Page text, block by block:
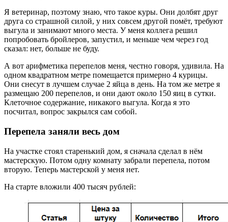
Я ветеринар, поэтому знаю, что такое куры. Они долбят друг
друга со страшной силой, у них совсем другой помёт, требуют
выгула и занимают много места. У меня коллега решил
попробовать бройлеров, запустил, и меньше чем через год
сказал: нет, больше не буду.
А вот арифметика перепелов меня, честно говоря, удивила. На
одном квадратном метре помещается примерно 4 курицы.
Они снесут в лучшем случае 2 яйца в день. На том же метре я
размещаю 200 перепелов, и они дают около 150 яиц в сутки.
Клеточное содержание, никакого выгула. Когда я это
посчитал, вопрос закрылся сам собой.
Перепела заняли весь дом
На участке стоял старенький дом, я сначала сделал в нём
мастерскую. Потом одну комнату забрали перепела, потом
вторую. Теперь мастерской у меня нет.
На старте вложили 400 тысяч рублей: